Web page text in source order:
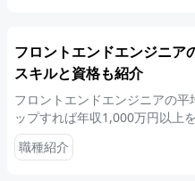
フロントエンドエンジニア
スキルと資格も紹介
フロントエンドエンジニアの
ップすれば年収1,000万円以上
フロントエンドエンジニアが年
いて解説します。
職種紹介